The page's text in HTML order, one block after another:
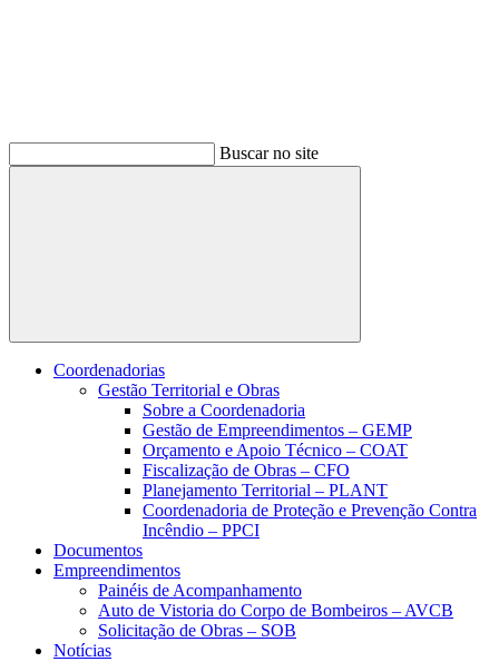
Buscar no site
Buscar
Coordenadorias
Gestão Territorial e Obras
Sobre a Coordenadoria
Gestão de Empreendimentos – GEMP
Orçamento e Apoio Técnico – COAT
Fiscalização de Obras – CFO
Planejamento Territorial – PLANT
Coordenadoria de Proteção e Prevenção Contra
Incêndio – PPCI
Documentos
Empreendimentos
Painéis de Acompanhamento
Auto de Vistoria do Corpo de Bombeiros – AVCB
Solicitação de Obras – SOB
Notícias